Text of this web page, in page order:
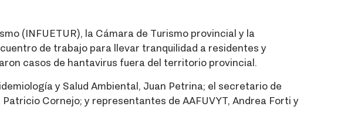
(INFUETUR), la Cámara de Turismo provincial y la
de trabajo para llevar tranquilidad a residentes y
casos de hantavirus fuera del territorio provincial.
y Salud Ambiental, Juan Petrina; el secretario de
Cornejo; y representantes de AAFUVYT, Andrea Forti y